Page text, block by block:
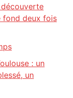
fond deux fois
: un
un